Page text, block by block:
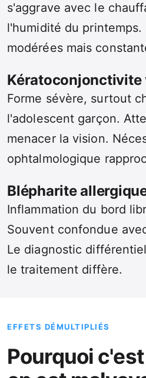
s'aggrave avec le
l'humidité du printemps.
modérées mais
Kératoconjonctivite
Forme sévère, surtout
l'adolescent garçon.
menacer la vision.
ophtalmologique
Blépharite
Inflammation du bord
Souvent confondue
Le diagnostic
le traitement diffère.
EFFETS DÉMULTIPLIÉS
Pourquoi c'est